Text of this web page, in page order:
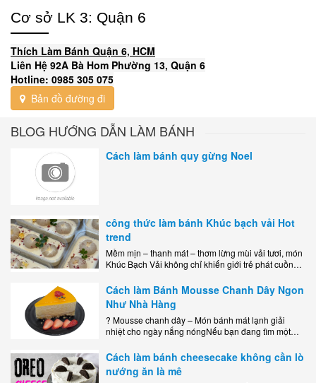
Cơ sở LK 3: Quận 6
Thích Làm Bánh Quận 6, HCM
Liên Hệ 92A Bà Hom Phường 13, Quận 6
Hotline: 0985 305 075
Bản đồ đường đi
BLOG HƯỚNG DẪN LÀM BÁNH
Cách làm bánh quy gừng Noel
công thức làm bánh Khúc bạch vải Hot
trend
Mềm mịn – thanh mát – thơm lừng mùi vải tươi, món
Khúc Bạch Vải không chỉ khiến giới trẻ phát cuồng
Cách làm Bánh Mousse Chanh Dây Ngon
Như Nhà Hàng
? Mousse chanh dây – Món bánh mát lạnh giải
nhiệt cho ngày nắng nóngNếu bạn đang tìm một
dễ..
Cách làm bánh cheesecake không cần lò
nướng ăn là mê